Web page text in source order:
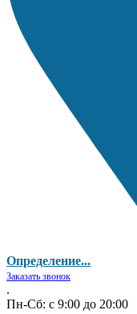
Определение...
Заказать звонок
.
Пн-Сб: с 9:00 до 20:00